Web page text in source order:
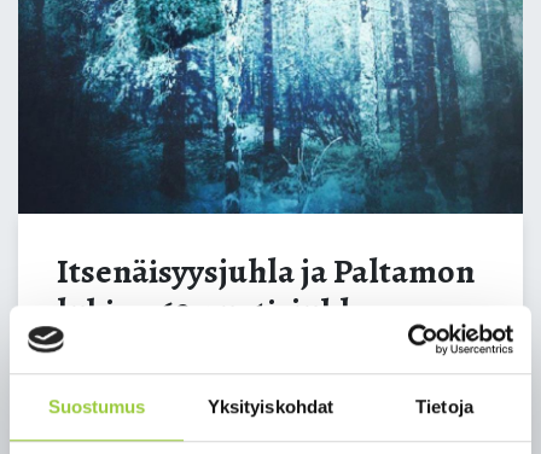
Suostumus Yksityiskohdat Tietoja
Itsenäisyysjuhla ja Paltamon
lukion 60-vuotisjuhla